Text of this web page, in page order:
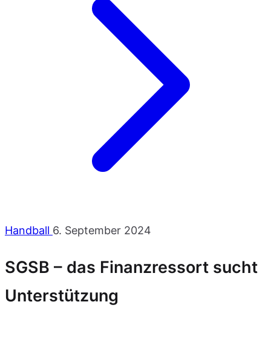
Handball 6. September 2024
SGSB – das Finanzressort sucht
Unterstützung